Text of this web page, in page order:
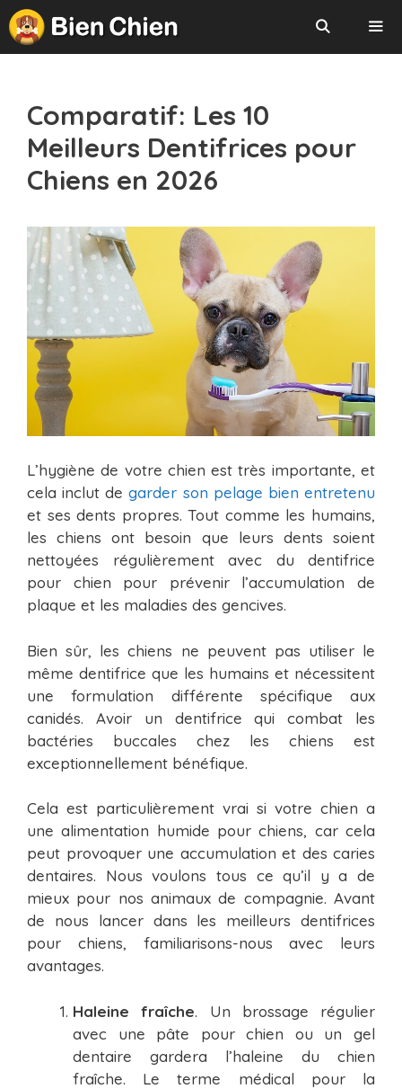
Aller
au
contenu
Comparatif: Les 10
Meilleurs Dentifrices pour
Chiens en 2026
L’hygiène de votre chien est très importante, et
cela inclut degarder son pelage bien entretenu
et ses dents propres. Tout comme les humains,
les chiens ont besoin que leurs dents soient
nettoyées régulièrement avec du dentifrice
pour chien pour prévenir l’accumulation de
plaque et les maladies des gencives.
Bien sûr, les chiens ne peuvent pas utiliser le
même dentifrice que les humains et nécessitent
une formulation différente spécifique aux
canidés. Avoir un dentifrice qui combat les
bactéries buccales chez les chiens est
exceptionnellement bénéfique.
Cela est particulièrement vrai si votre chien a
une alimentation humide pour chiens, car cela
peut provoquer une accumulation et des caries
dentaires. Nous voulons tous ce qu’il y a de
mieux pour nos animaux de compagnie. Avant
de nous lancer dans les meilleurs dentifrices
pour chiens, familiarisons-nous avec leurs
avantages.
Haleine fraîche. Un brossage régulier
avec une pâte pour chien ou un gel
dentaire gardera l’haleine du chien
fraîche. Le terme médical pour la